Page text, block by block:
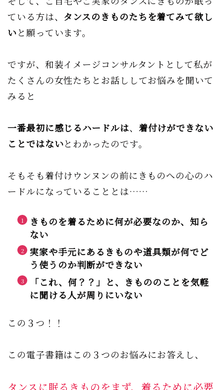
ている方は、 タンスのきものたちを着てみて欲し
いと願っています。
ですが、和装イメージコンサルタントとして私が
たくさんの女性たちとお話ししてお悩みを聞いて
みると
一番最初に感じるハードルは、 着付けができない
ことではないとわかったのです。
そもそも着付けウンヌンの前にきものへの心のハ
ードルになっていることとは……
きものを着るために何が必要なのか、知ら
ない
実家や手元にあるきものや道具類が何でど
う使うのか判断ができない
「これ、何？？」と、きもののことを気軽
に聞ける人が周りにいない
この３つ！！
この電子書籍はこの３つのお悩みにお答えし、
タンスに眠るきものをまず、着るために必要